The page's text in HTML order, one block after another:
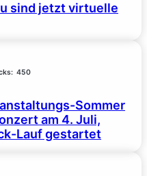
sind jetzt virtuelle
450
Sommer
am 4. Juli,
Lauf gestartet